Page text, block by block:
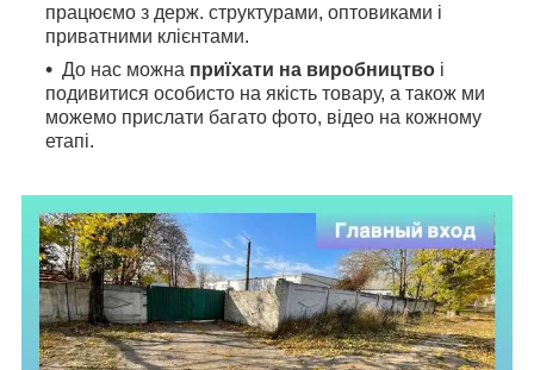
працюємо з держ. структурами, оптовиками і
приватними клієнтами.
До нас можна приїхати на виробництво і
подивитися особисто на якість товару, а також ми
можемо прислати багато фото, відео на кожному
етапі.